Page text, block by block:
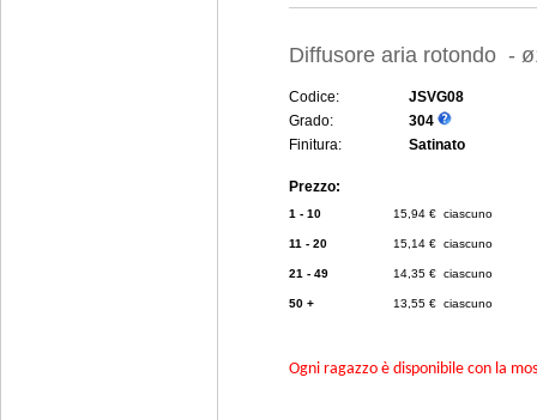
Diffusore aria rotondo -
Codice:
JSVG08
Grado:
304
Finitura:
Satinato
Prezzo:
1 - 10 15,94 € ciascuno
11 - 20 15,14 € ciascuno
21 - 49 14,35 € ciascuno
50 + 13,55 € ciascuno
Ogni ragazzo è disponibile con la